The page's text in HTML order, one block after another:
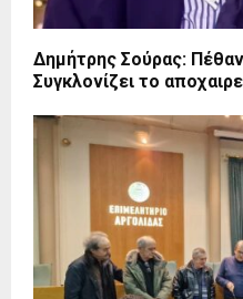
Δημήτρης Σούρας:
Συγκλονίζει το